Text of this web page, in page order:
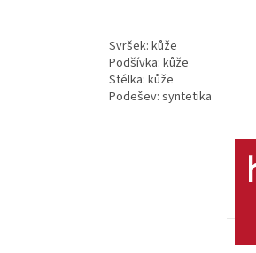
Svršek: kůže
Podšívka: kůže
Stélka: kůže
Podešev: syntetika